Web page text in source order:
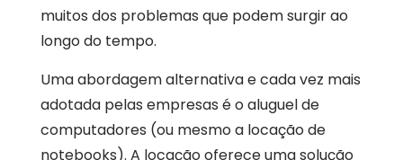
muitos dos problemas que podem surgir ao
longo do tempo.
Uma abordagem alternativa e cada vez mais
adotada pelas empresas é o aluguel de
computadores (ou mesmo a locação de
notebooks). A locação oferece uma solução